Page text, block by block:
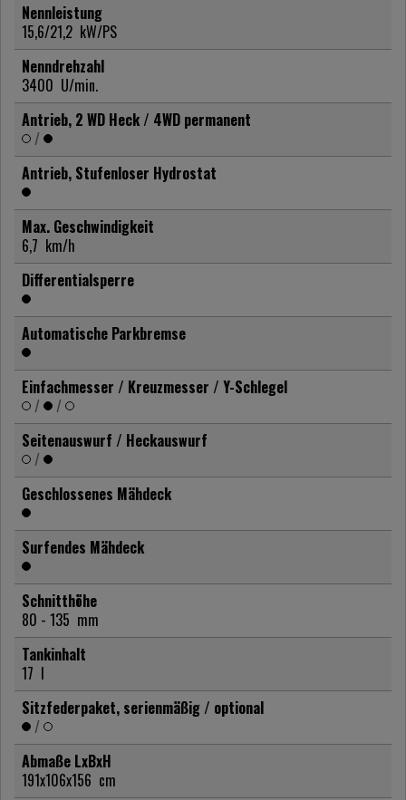
Nennleistung
15,6/21,2 kW/PS
Nenndrehzahl
3400 U/min.
Antrieb, 2 WD Heck / 4WD permanent
/
Antrieb, Stufenloser Hydrostat
Max. Geschwindigkeit
6,7 km/h
Differentialsperre
Automatische Parkbremse
Einfachmesser / Kreuzmesser / Y-Schlegel
/
/
Seitenauswurf / Heckauswurf
/
Geschlossenes Mähdeck
Surfendes Mähdeck
Schnitthöhe
80 - 135 mm
Tankinhalt
17 l
Sitzfederpaket, serienmäßig / optional
/
Abmaße LxBxH
191x106x156 cm